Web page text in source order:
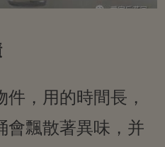
，用的時間長，
會飄散著異味，并